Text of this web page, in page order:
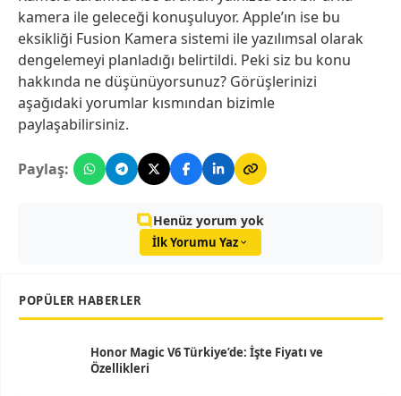
kamera ile geleceği konuşuluyor. Apple’ın ise bu
eksikliği Fusion Kamera sistemi ile yazılımsal olarak
dengelemeyi planladığı belirtildi. Peki siz bu konu
hakkında ne düşünüyorsunuz? Görüşlerinizi
aşağıdaki yorumlar kısmından bizimle
paylaşabilirsiniz.
Paylaş:
Henüz yorum yok
İlk Yorumu Yaz
POPÜLER HABERLER
Honor Magic V6 Türkiye’de: İşte Fiyatı ve
Özellikleri